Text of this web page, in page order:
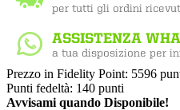
Prezzo in Fidelity Point: 5596
Punti fedeltà: 140 punti
Avvisami quando Disponibile!